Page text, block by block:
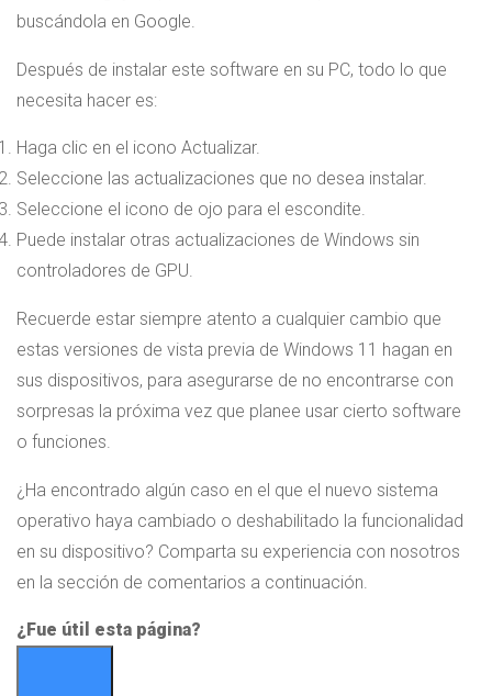
buscándola en Google.
Después de instalar este software en su PC, todo lo que
necesita hacer es:
Haga clic en el icono Actualizar.
Seleccione las actualizaciones que no desea instalar.
Seleccione el icono de ojo para el escondite.
Puede instalar otras actualizaciones de Windows sin
controladores de GPU.
Recuerde estar siempre atento a cualquier cambio que
estas versiones de vista previa de Windows 11 hagan en
sus dispositivos, para asegurarse de no encontrarse con
sorpresas la próxima vez que planee usar cierto software
o funciones.
¿Ha encontrado algún caso en el que el nuevo sistema
operativo haya cambiado o deshabilitado la funcionalidad
en su dispositivo? Comparta su experiencia con nosotros
en la sección de comentarios a continuación.
¿Fue útil esta página?